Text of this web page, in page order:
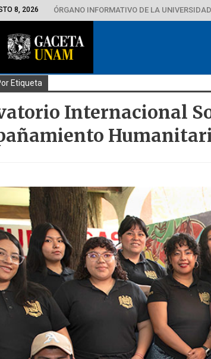
8, 2026 ÓRGANO INFORMATIVO DE LA
Etiqueta
Internacional